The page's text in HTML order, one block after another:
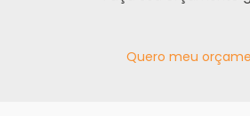
Quero meu